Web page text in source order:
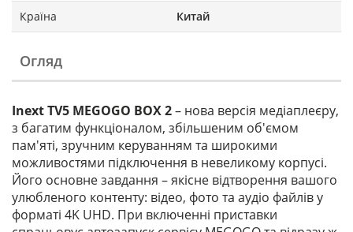
Країна Китай
Огляд
Inext TV5 MEGOGO BOX 2– нова версія медіаплеєру,
з багатим функціоналом, збільшеним об'ємом
пам'яті, зручним керуванням та широкими
можливостями підключення в невеликому корпусі.
Його основне завдання – якісне відтворення вашого
улюбленого контенту: відео, фото та аудіо файлів у
форматі 4K UHD. При включенні приставки